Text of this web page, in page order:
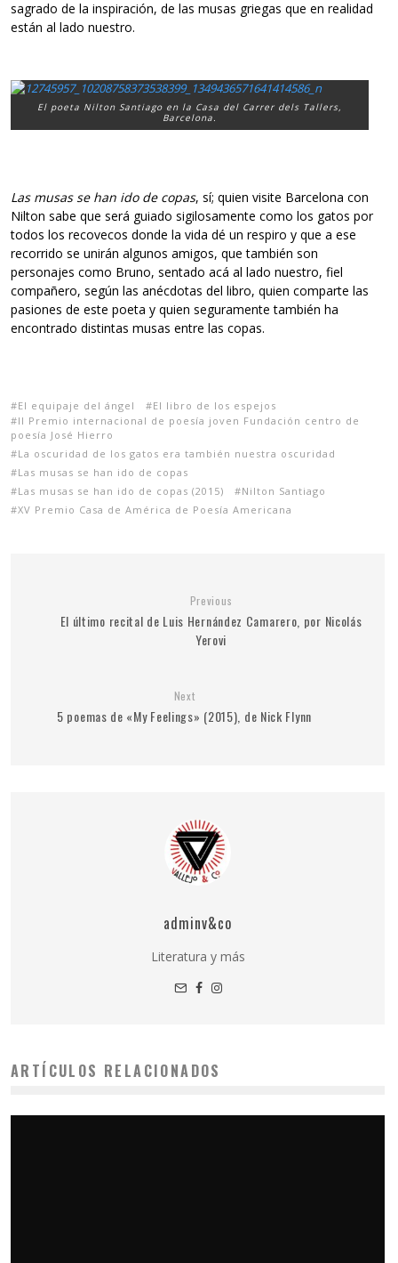
sagrado de la inspiración, de las musas griegas que en realidad
están al lado nuestro.
El poeta Nilton Santiago en la Casa del Carrer dels Tallers,
Barcelona.
Las musas se han ido de copas, sí; quien visite Barcelona con
Nilton sabe que será guiado sigilosamente como los gatos por
todos los recovecos donde la vida dé un respiro y que a ese
recorrido se unirán algunos amigos, que también son
personajes como Bruno, sentado acá al lado nuestro, fiel
compañero, según las anécdotas del libro, quien comparte las
pasiones de este poeta y quien seguramente también ha
encontrado distintas musas entre las copas.
El equipaje del ángel
El libro de los espejos
II Premio internacional de poesía joven Fundación centro de
poesía José Hierro
La oscuridad de los gatos era también nuestra oscuridad
Las musas se han ido de copas
Las musas se han ido de copas (2015)
Nilton Santiago
XV Premio Casa de América de Poesía Americana
Previous
El último recital de Luis Hernández Camarero, por Nicolás
Yerovi
Next
5 poemas de «My Feelings» (2015), de Nick Flynn
adminv&co
Literatura y más
ARTÍCULOS RELACIONADOS